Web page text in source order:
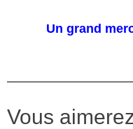
Un grand
Vous